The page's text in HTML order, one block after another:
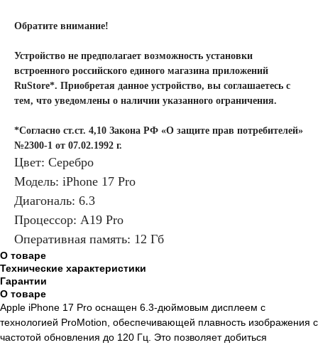
Обратите внимание!
Устройство не предполагает возможность установки
встроенного российского единого магазина приложений
RuStore*. Приобретая данное устройство, вы соглашаетесь с
тем, что уведомлены о наличии указанного ограничения.
*Согласно ст.ст. 4,10 Закона РФ «О защите прав потребителей»
№2300-1 от 07.02.1992 г.
Цвет: Серебро
Модель: iPhone 17 Pro
Диагональ: 6.3
Процессор: A19 Pro
Оперативная память: 12 Гб
О товаре
Технические характеристики
Гарантии
О товаре
Apple iPhone 17 Pro оснащен 6.3-дюймовым дисплеем с
технологией ProMotion, обеспечивающей плавность изображения с
частотой обновления до 120 Гц. Это позволяет добиться